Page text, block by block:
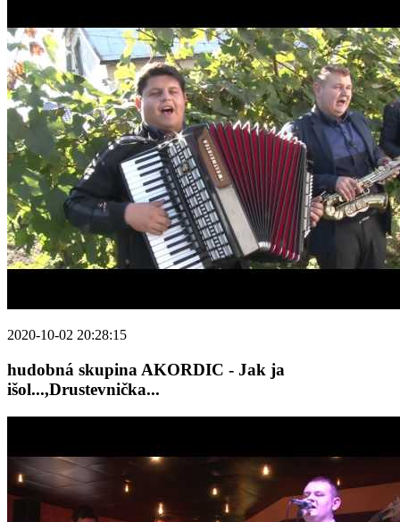
2020-10-02 20:28:15
hudobná skupina AKORDIC - Jak ja
išol...,Drustevnička...